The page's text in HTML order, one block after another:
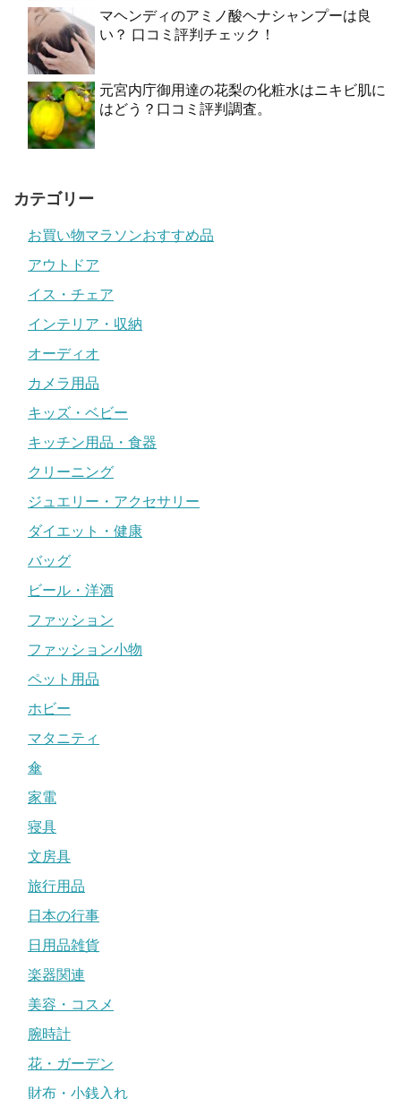
マヘンディのアミノ酸ヘナシャンプーは良
い？ 口コミ評判チェック！
元宮内庁御用達の花梨の化粧水はニキビ肌に
はどう？口コミ評判調査。
カテゴリー
お買い物マラソンおすすめ品
アウトドア
イス・チェア
インテリア・収納
オーディオ
カメラ用品
キッズ・ベビー
キッチン用品・食器
クリーニング
ジュエリー・アクセサリー
ダイエット・健康
バッグ
ビール・洋酒
ファッション
ファッション小物
ペット用品
ホビー
マタニティ
傘
家電
寝具
文房具
旅行用品
日本の行事
日用品雑貨
楽器関連
美容・コスメ
腕時計
花・ガーデン
財布・小銭入れ